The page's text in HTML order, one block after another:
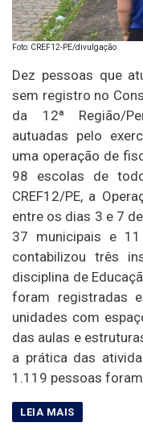
Foto: CREF12-PE/divulgação
Dez pessoas que
sem registro no
da 12ª Região/
autuadas pelo
uma operação de
98 escolas de
CREF12/PE, a
entre os dias 3 e 7
37 municipais e 11
contabilizou três
disciplina de
foram registradas
unidades com
das aulas e
a prática das
1.119 pessoas